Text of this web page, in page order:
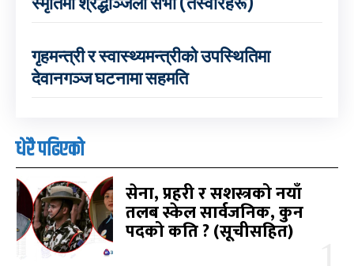
गृहमन्त्री र स्वास्थ्यमन्त्रीको उपस्थितिमा
देवानगञ्ज घटनामा सहमति
धेरै पढिएको
सेना, प्रहरी र सशस्त्रको नयाँ
तलब स्केल सार्वजनिक, कुन
पदको कति ? (सूचीसहित)